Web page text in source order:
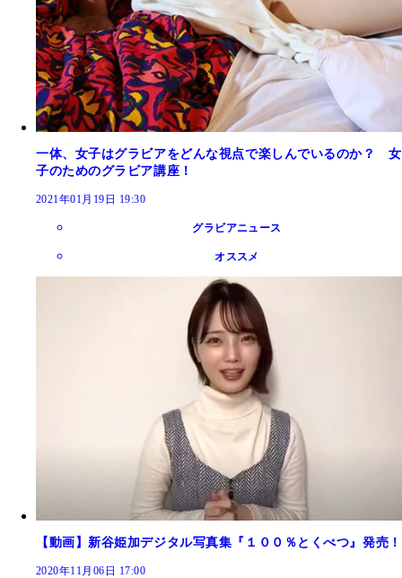
一体、女子はグラビアをどんな視点で楽しんでいるのか？ 女
子のためのグラビア講座！
2021年01月19日 19:30
グラビアニュース
オススメ
【動画】新谷姫加デジタル写真集『１００％とくべつ』発売！
2020年11月06日 17:00